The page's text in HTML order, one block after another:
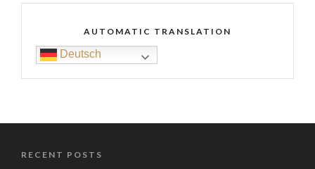
AUTOMATIC TRANSLATION
Deutsch
RECENT POSTS